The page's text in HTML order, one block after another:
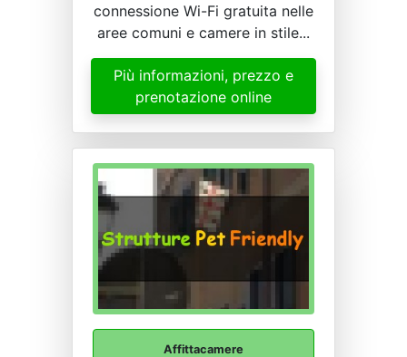
connessione Wi-Fi gratuita nelle
aree comuni e camere in stile...
Più informazioni, prezzo e
prenotazione online
Affittacamere